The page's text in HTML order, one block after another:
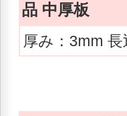
品 中厚板
厚み：3mm